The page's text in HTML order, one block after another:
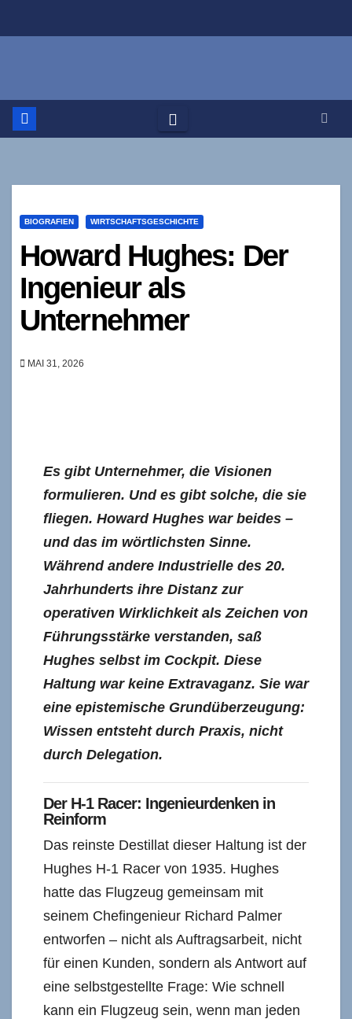
Inhalt
BIOGRAFIEN WIRTSCHAFTSGESCHICHTE
Howard Hughes: Der
Ingenieur als
Unternehmer
MAI 31, 2026
Es gibt Unternehmer, die Visionen
formulieren. Und es gibt solche, die sie
fliegen. Howard Hughes war beides –
und das im wörtlichsten Sinne.
Während andere Industrielle des 20.
Jahrhunderts ihre Distanz zur
operativen Wirklichkeit als Zeichen von
Führungsstärke verstanden, saß
Hughes selbst im Cockpit. Diese
Haltung war keine Extravaganz. Sie war
eine epistemische Grundüberzeugung:
Wissen entsteht durch Praxis, nicht
durch Delegation.
Der H-1 Racer: Ingenieurdenken in
Reinform
Das reinste Destillat dieser Haltung ist der
Hughes H-1 Racer von 1935. Hughes
hatte das Flugzeug gemeinsam mit
seinem Chefingenieur Richard Palmer
entworfen – nicht als Auftragsarbeit, nicht
für einen Kunden, sondern als Antwort auf
eine selbstgestellte Frage: Wie schnell
kann ein Flugzeug sein, wenn man jeden